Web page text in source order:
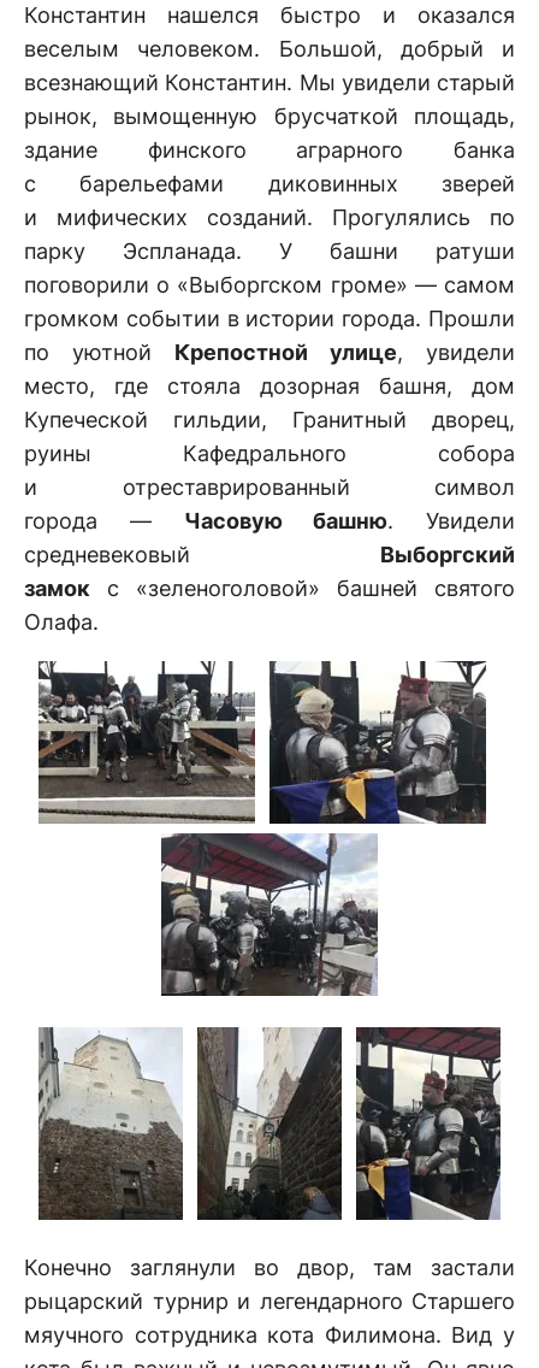
Константин нашелся быстро и оказался
веселым человеком. Большой, добрый и
всезнающий Константин. Мы увидели старый
рынок, вымощенную брусчаткой площадь,
здание финского аграрного банка
с барельефами диковинных зверей
и мифических созданий. Прогулялись по
парку Эспланада. У башни ратуши
поговорили о «Выборгском громе» — самом
громком событии в истории города. Прошли
по уютной Крепостной улице, увидели
место, где стояла дозорная башня, дом
Купеческой гильдии, Гранитный дворец,
руины Кафедрального собора
и отреставрированный символ
города — Часовую башню. Увидели
средневековый Выборгский
замок с «зеленоголовой» башней святого
Олафа.
Конечно заглянули во двор, там застали
рыцарский турнир и легендарного Старшего
мяучного сотрудника кота Филимона. Вид у